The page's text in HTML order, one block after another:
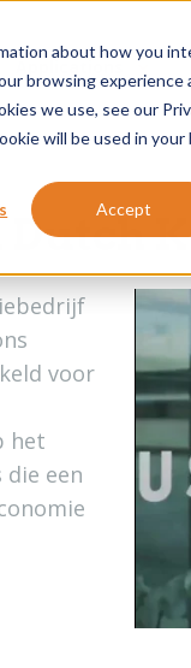
about how you
browsing experience
we use, see our
will be used in
Accept
Dutch
voor
het
een